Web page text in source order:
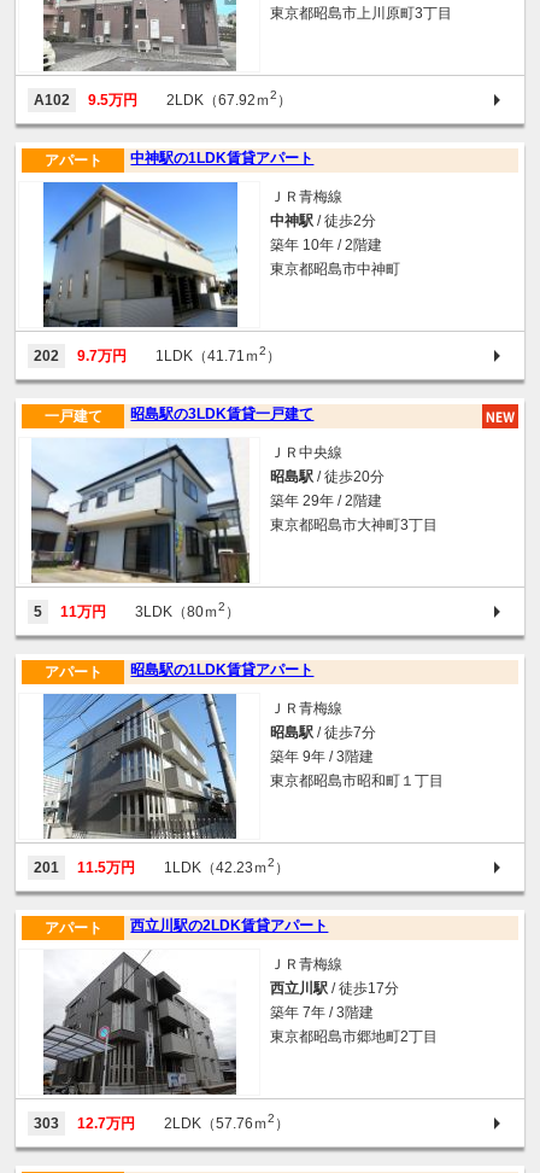
東京都昭島市上川原町3丁目
A102 9.5万円 2LDK（67.92ｍ2 ）
中神駅の1LDK賃貸アパート
アパート
ＪＲ青梅線
中神駅 / 徒歩2分
築年 10年 / 2階建
東京都昭島市中神町
202 9.7万円 1LDK（41.71ｍ2 ）
昭島駅の3LDK賃貸一戸建て
一戸建て
ＪＲ中央線
昭島駅 / 徒歩20分
築年 29年 / 2階建
東京都昭島市大神町3丁目
5 11万円 3LDK（80ｍ2 ）
昭島駅の1LDK賃貸アパート
アパート
ＪＲ青梅線
昭島駅 / 徒歩7分
築年 9年 / 3階建
東京都昭島市昭和町１丁目
201 11.5万円 1LDK（42.23ｍ2 ）
西立川駅の2LDK賃貸アパート
アパート
ＪＲ青梅線
西立川駅 / 徒歩17分
築年 7年 / 3階建
東京都昭島市郷地町2丁目
303 12.7万円 2LDK（57.76ｍ2 ）